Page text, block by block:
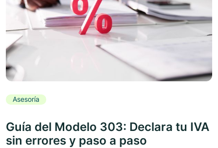
Asesoría
Guía del Modelo 303: Declara tu IVA
sin errores y paso a paso